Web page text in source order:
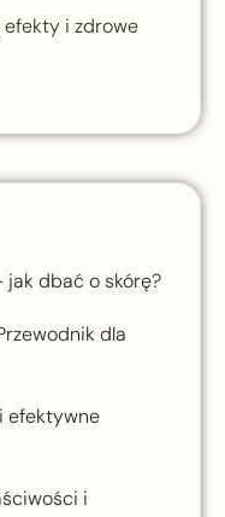
i zdrowe
dbać o skórę?
dla
efektywne
i